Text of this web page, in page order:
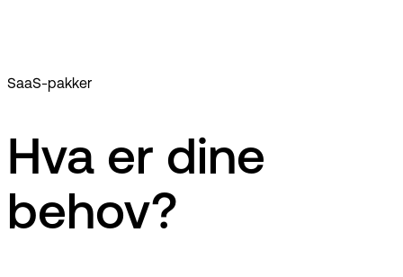
SaaS-pakker
Hva er dine
behov?